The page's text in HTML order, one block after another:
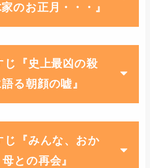
のお正月・・・』
じ『史上最凶の殺
る朝顔の嘘』
じ『みんな、おか
との再会』